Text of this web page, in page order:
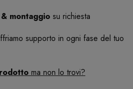
montaggio su richiesta
supporto in ogni fase del tuo
ma non lo trovi?